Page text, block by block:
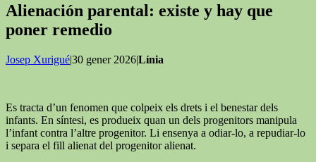
Alienación parental: existe y hay que
poner remedio
Josep Xurigué|30 gener 2026|Línia
Es tracta d’un fenomen que colpeix els drets i el benestar dels
infants. En síntesi, es produeix quan un dels progenitors manipula
l’infant contra l’altre progenitor. Li ensenya a odiar-lo, a repudiar-lo
i separa el fill alienat del progenitor alienat.